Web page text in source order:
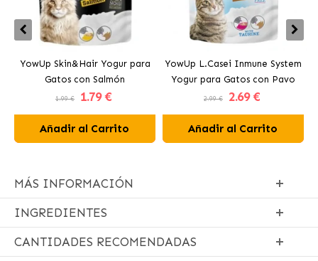
YowUp Skin&Hair Yogur para
Gatos con Salmón
1.99 € 1.79 €
Añadir al Carrito
YowUp L.Casei Inmune System
Yogur para Gatos con Pavo
2.99 € 2.69 €
Añadir al Carrito
MÁS INFORMACIÓN
INGREDIENTES
CANTIDADES RECOMENDADAS